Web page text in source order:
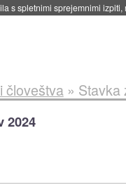
razvija svojo raketo za
človeštva» Stavka
2024